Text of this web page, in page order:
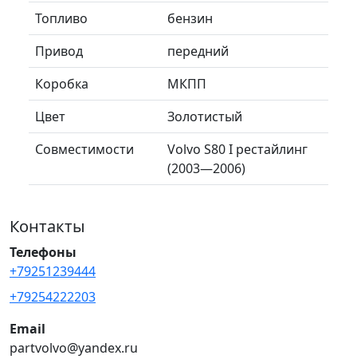
Топливо
бензин
Привод
передний
Коробка
МКПП
Цвет
Золотистый
Совместимости
Volvo S80 I рестайлинг
(2003—2006)
Контакты
Телефоны
+79251239444
+79254222203
Email
partvolvo@yandex.ru